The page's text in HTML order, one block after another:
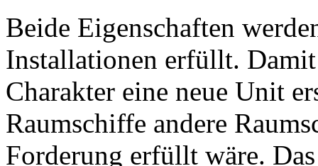
Beide Eigenschaften
Installationen erfüllt.
Charakter eine neue Unit
Raumschiffe andere
Forderung erfüllt wäre.